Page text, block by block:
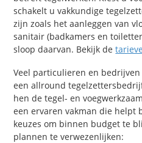
schakelt u vakkundige
zijn zoals het aanleggen van
sanitair (badkamers en
sloop daarvan. Bekijk de
Veel particulieren en
een allround
hen de tegel- en
een ervaren vakman die helpt
keuzes om binnen budget te
plannen te verwezenlijken: